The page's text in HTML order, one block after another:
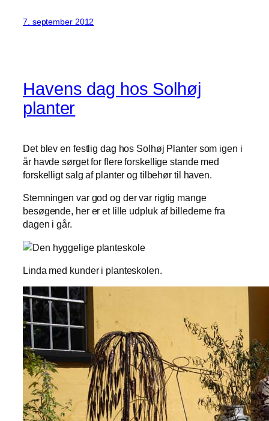
7. september 2012
Havens dag hos Solhøj
planter
Det blev en festlig dag hos Solhøj Planter som igen i
år havde sørget for flere forskellige stande med
forskelligt salg af planter og tilbehør til haven.
Stemningen var god og der var rigtig mange
besøgende, her er et lille udpluk af billederne fra
dagen i går.
Linda med kunder i planteskolen.